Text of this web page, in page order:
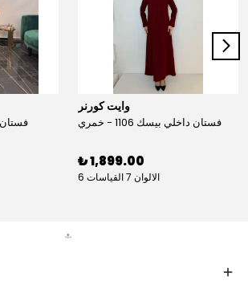
فستان
وايت كورنر
فستان داخلي بيسك 1106 - خمري
₺ 1,899.00
6 الالوان 7 القياسات